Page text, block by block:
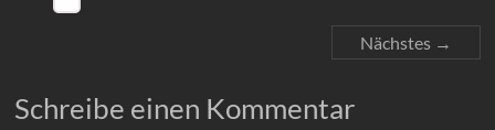
Nächstes →
Schreibe einen Kommentar